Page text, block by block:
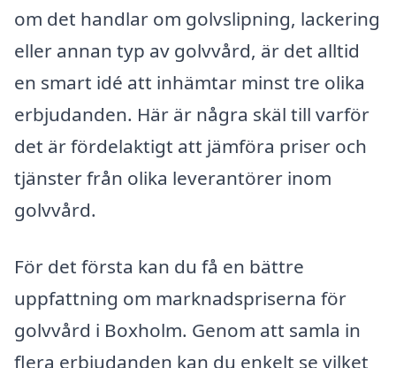
om det handlar om golvslipning, lackering
eller annan typ av golvvård, är det alltid
en smart idé att inhämtar minst tre olika
erbjudanden. Här är några skäl till varför
det är fördelaktigt att jämföra priser och
tjänster från olika leverantörer inom
golvvård.
För det första kan du få en bättre
uppfattning om marknadspriserna för
golvvård i Boxholm. Genom att samla in
flera erbjudanden kan du enkelt se vilket